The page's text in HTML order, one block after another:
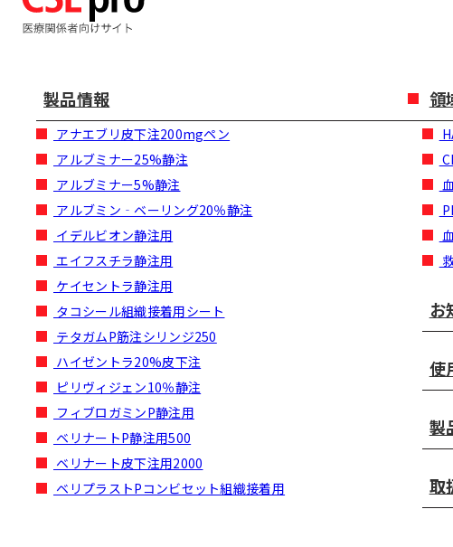
製品情報
アナエブリ皮下注200mgペン
アルブミナー25%静注
アルブミナー5%静注
アルブミン‐ベーリング20％静注
イデルビオン静注用
エイフスチラ静注用
ケイセントラ静注用
タコシール組織接着用シート
テタガムP筋注シリンジ250
ハイゼントラ20%皮下注
ピリヴィジェン10％静注
フィブロガミンP静注用
ベリナートP静注用500
ベリナート皮下注用2000
ベリプラストPコンビセット組織接着用
領
お
使
製
取